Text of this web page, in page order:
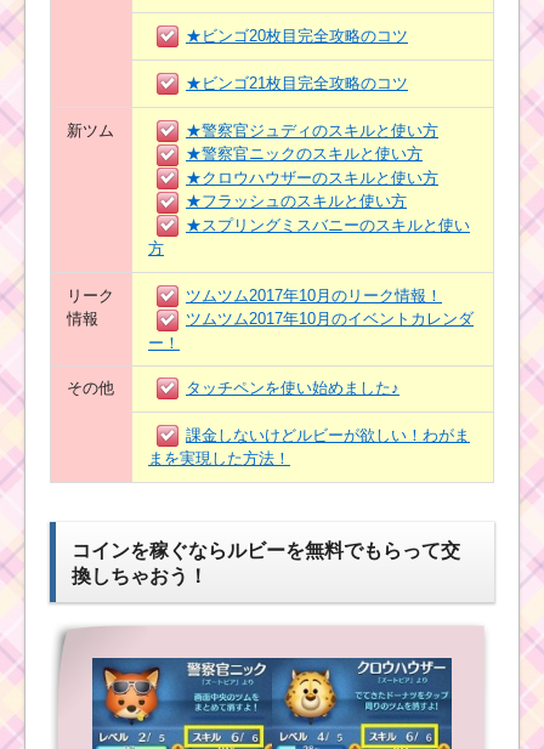
★ビンゴ20枚目完全攻略のコツ
★ビンゴ21枚目完全攻略のコツ
新ツム
★警察官ジュディのスキルと使い方
★警察官ニックのスキルと使い方
★クロウハウザーのスキルと使い方
★フラッシュのスキルと使い方
★スプリングミスバニーのスキルと使い
方
リーク
情報
ツムツム2017年10月のリーク情報！
ツムツム2017年10月のイベントカレンダ
ー！
その他 タッチペンを使い始めました♪
課金しないけどルビーが欲しい！わがま
まを実現した方法！
コインを稼ぐならルビーを無料でもらって交
換しちゃおう！